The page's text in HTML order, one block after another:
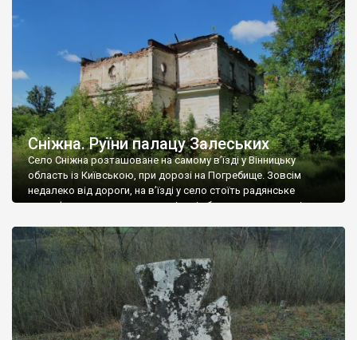
сіл. У селі є мурована Михайлівська церква. Точної дати […]
Сніжна. Руїни палацу Залеських
Село Сніжна розташоване на самому в’їзді у Вінницьку
область із Київською, при дорозі на Погребище. Зовсім
недалеко від дороги, на в’їзді у село стоїть радянське
рельєфне пано, яке показує жінку і яблуню, а трохи далі, десь
не видно, але видно дві стареньких колії у траві – […]